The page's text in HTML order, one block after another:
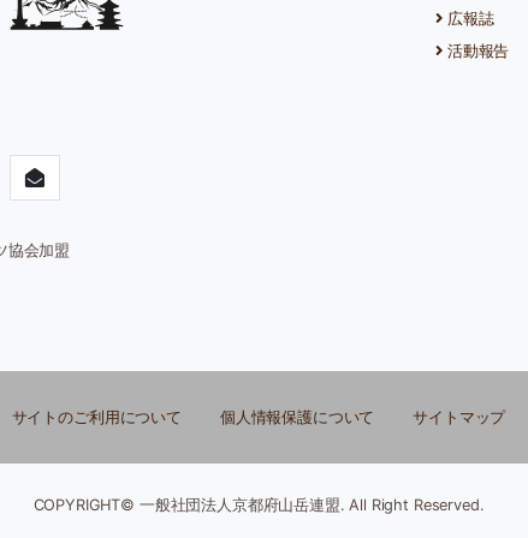
協会加盟
広報誌
活動報告
サイトのご利用について 個人情報保護について サイトマップ
COPYRIGHT© 一般社団法人京都府山岳連盟. All Right Reserved.